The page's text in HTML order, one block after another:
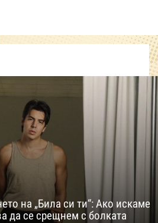
на „Била си ти“: Ако искаме
да се срещнем с болката